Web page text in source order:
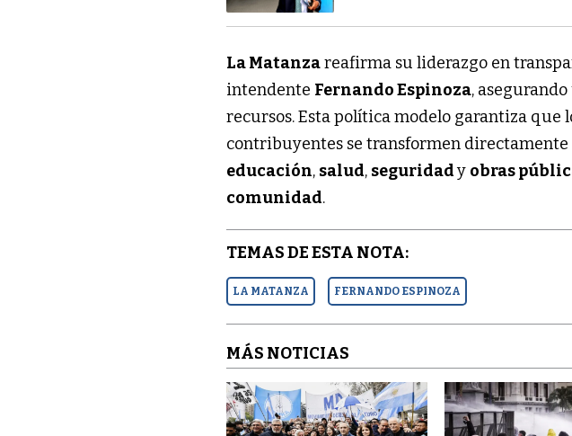
La Matanzareafirma su liderazgo en
intendente Fernando Espinoza,
recursos. Esta política modelo garantiza que
contribuyentes se transformen directamente
educación, salud, seguridady obras
comunidad.
TEMAS DE ESTA NOTA:
LA MATANZA FERNANDO ESPINOZA
MÁS NOTICIAS